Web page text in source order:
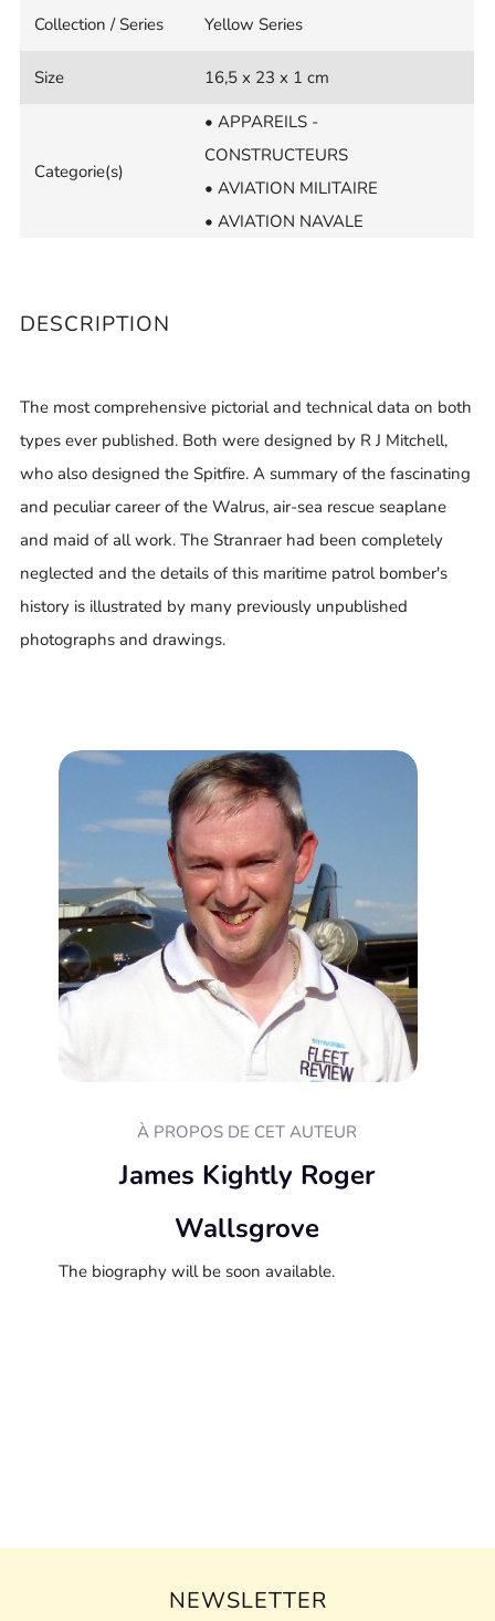
Collection / Series Yellow Series
Size 16,5 x 23 x 1 cm
Categorie(s)
• APPAREILS -
CONSTRUCTEURS
• AVIATION MILITAIRE
• AVIATION NAVALE
DESCRIPTION
The most comprehensive pictorial and technical data on both
types ever published. Both were designed by R J Mitchell,
who also designed the Spitfire. A summary of the fascinating
and peculiar career of the Walrus, air-sea rescue seaplane
and maid of all work. The Stranraer had been completely
neglected and the details of this maritime patrol bomber's
history is illustrated by many previously unpublished
photographs and drawings.
À PROPOS DE CET AUTEUR
James Kightly Roger
Wallsgrove
The biography will be soon available.
NEWSLETTER